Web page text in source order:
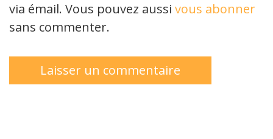
via émail. Vous pouvez aussi vous abonner
sans commenter.